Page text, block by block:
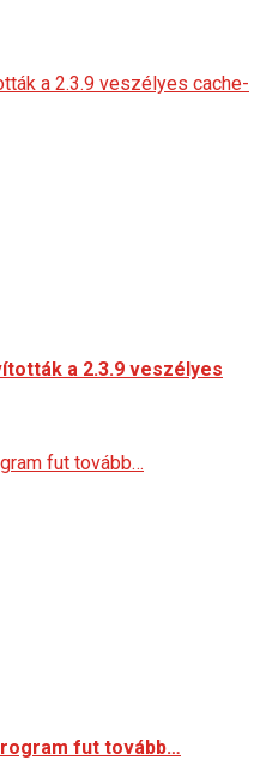
a 2.3.9 veszélyes cache-
a 2.3.9 veszélyes
fut tovább…
fut tovább…